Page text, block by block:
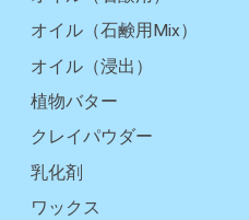
オイル（石鹸用Mix）
オイル（浸出）
植物バター
クレイパウダー
乳化剤
ワックス